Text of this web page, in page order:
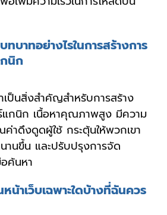
บาทอย่างไรในการสร้างการ
นิก
ป็นสิ่งสำคัญสำหรับการสร้าง
แกนิก เนื้อหาคุณภาพสูง มีความ
าดึงดูดผู้ใช้ กระตุ้นให้พวกเขา
นขึ้น และปรับปรุงการจัด
ค้นหา
น้าเว็บเฉพาะใดบ้างที่ฉันควร